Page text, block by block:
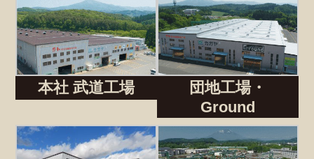
本社 武道工場
団地工場・
Ground